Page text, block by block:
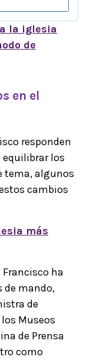
la iglesia
de
en el
responden
equilibrar los
tema, algunos
cambios
más
ha
de mando,
de
Museos
de Prensa
como